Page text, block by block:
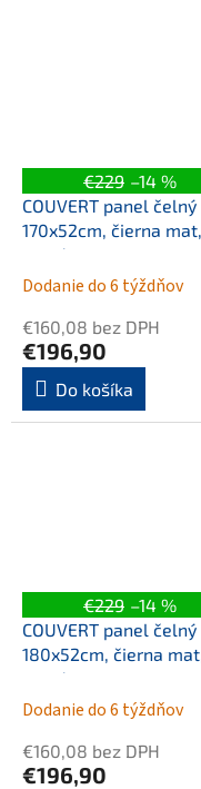
€229 –14 %
COUVERT panel čelný
170x52cm, čierna mat,
pravý
Dodanie do 6 týždňov
€160,08 bez DPH
€196,90
Do košíka
€229 –14 %
COUVERT panel čelný
180x52cm, čierna mat,
pravý
Dodanie do 6 týždňov
€160,08 bez DPH
€196,90